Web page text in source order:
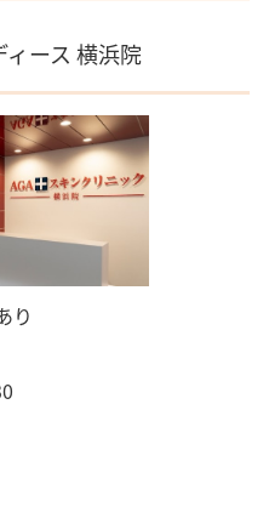
ィース 横浜院
り